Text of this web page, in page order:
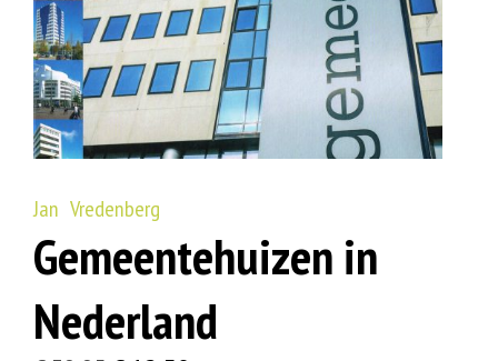
Jan Vredenberg
Gemeentehuizen in
Nederland